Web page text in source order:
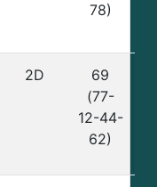
78)
2D
69
(77-
12-44-
62)